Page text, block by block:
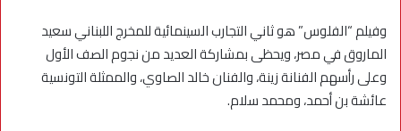
وفيلم “الفلوس” هو ثاني التجارب السينمائية للمخرج اللبناني سعيد
الماروق في مصر، ويحظى بمشاركة العديد من نجوم الصف الأول
وعلى رأسهم الفنانة زينة، والفنان خالد الصاوي، والممثلة التونسية
عائشة بن أحمد، ومحمد سلام.